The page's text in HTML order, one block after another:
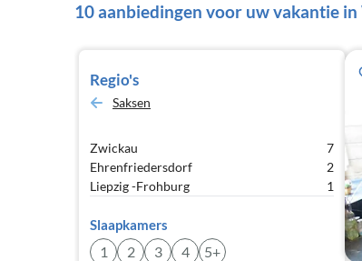
10 aanbiedingen voor uw vakantie in
Regio's
Saksen
Zwickau
7
Ehrenfriedersdorf
2
Liepzig -Frohburg
1
Slaapkamers
1 2 3 4 5+